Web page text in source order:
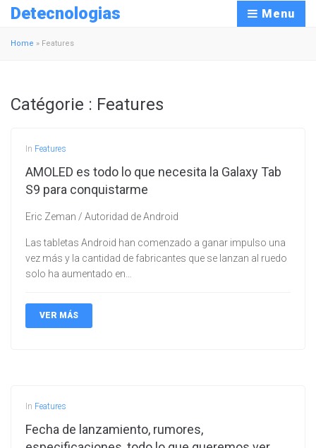
Detecnologias Menu
Home » Features
Catégorie : Features
In Features
AMOLED es todo lo que necesita la Galaxy Tab
S9 para conquistarme
Eric Zeman / Autoridad de Android
Las tabletas Android han comenzado a ganar impulso una
vez más y la cantidad de fabricantes que se lanzan al ruedo
solo ha aumentado en…
VER MÁS
In Features
Fecha de lanzamiento, rumores,